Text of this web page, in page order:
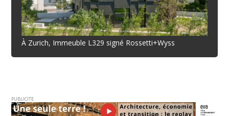
À Zurich, Immeuble L329 signé Rossetti+Wyss
PUBLICITE